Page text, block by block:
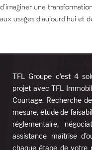
d’imaginer une
aux usages d’aujourd’hui et
TFL Groupe c’est 4
projet avec TFL
Courtage. Recherche
mesure, étude de
réglementaire,
assistance maîtrise
chaque étape de votre